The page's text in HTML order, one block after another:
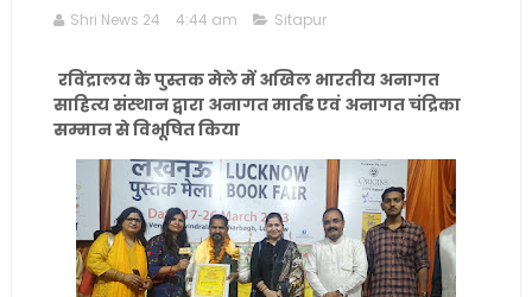
Shri News 24 4:44 am Sitapur
रविंद्रालय के पुस्तक मेले में अखिल भारतीय अनागत
साहित्य संस्थान द्वारा अनागत मार्तंड एवं अनागत चंद्रिका
सम्मान से विभूषित किया